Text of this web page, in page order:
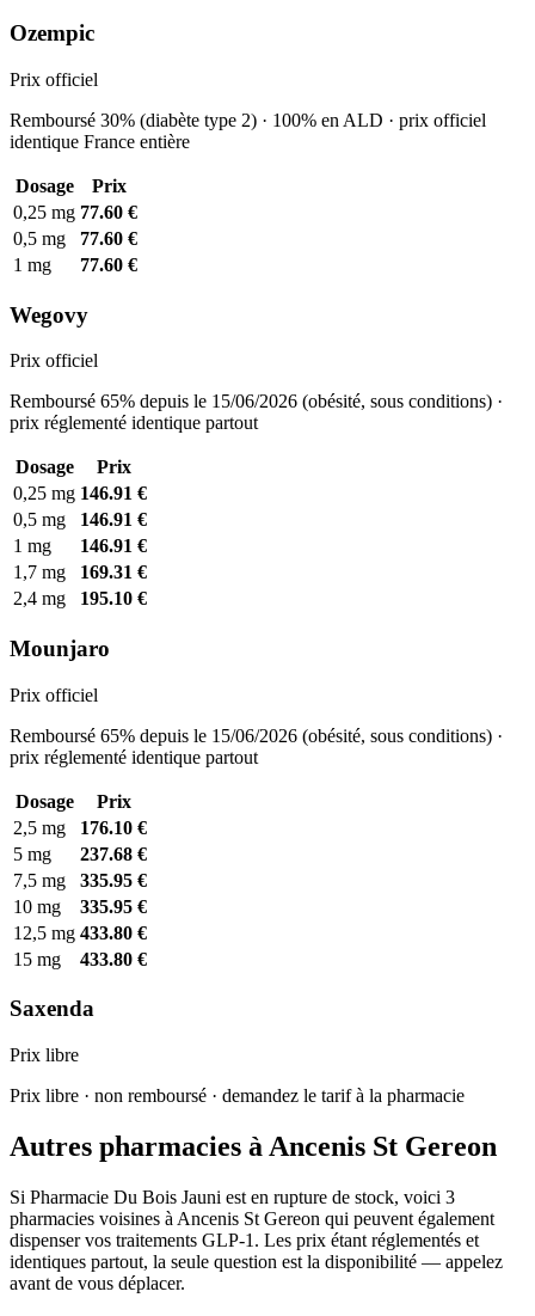
Ozempic
Prix officiel
Remboursé 30% (diabète type 2) · 100% en ALD · prix officiel
identique France entière
Dosage
Prix
0,25 mg 77.60 €
0,5 mg
77.60 €
1 mg
77.60 €
Wegovy
Prix officiel
Remboursé 65% depuis le 15/06/2026 (obésité, sous conditions) ·
prix réglementé identique partout
Dosage
Prix
0,25 mg 146.91 €
0,5 mg
146.91 €
1 mg
146.91 €
1,7 mg
169.31 €
2,4 mg
195.10 €
Mounjaro
Prix officiel
Remboursé 65% depuis le 15/06/2026 (obésité, sous conditions) ·
prix réglementé identique partout
Dosage
Prix
2,5 mg
176.10 €
5 mg
237.68 €
7,5 mg
335.95 €
10 mg
335.95 €
12,5 mg 433.80 €
15 mg
433.80 €
Saxenda
Prix libre
Prix libre · non remboursé · demandez le tarif à la pharmacie
Autres pharmacies à Ancenis St Gereon
Si Pharmacie Du Bois Jauni est en rupture de stock, voici 3
pharmacies voisines à Ancenis St Gereon qui peuvent également
dispenser vos traitements GLP-1. Les prix étant réglementés et
identiques partout, la seule question est la disponibilité — appelez
avant de vous déplacer.